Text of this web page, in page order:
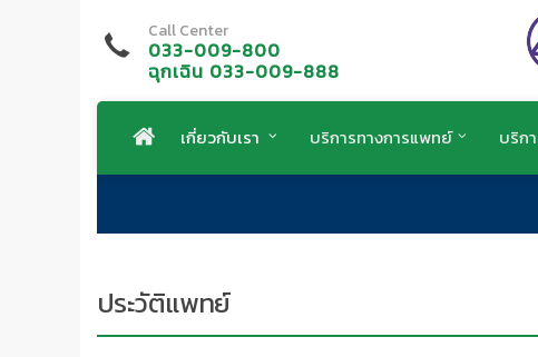
Call Center
033-009-800
ฉุกเฉิน 033-009-888
เกี่ยวกับเรา บริการทางการแพทย์ บริก
ประวัติแพทย์